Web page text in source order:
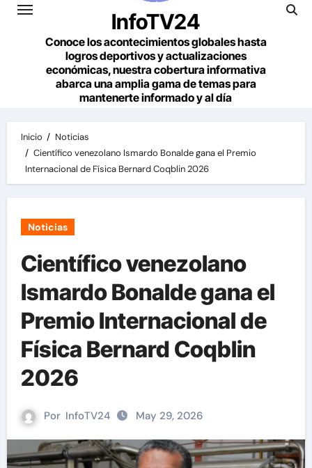
InfoTV24
Conoce los acontecimientos globales hasta
logros deportivos y actualizaciones
económicas, nuestra cobertura informativa
abarca una amplia gama de temas para
mantenerte informado y al día
Inicio
Noticias
Científico venezolano Ismardo Bonalde gana el Premio
Internacional de Física Bernard Coqblin 2026
Noticias
Científico venezolano
Ismardo Bonalde gana el
Premio Internacional de
Física Bernard Coqblin
2026
Por InfoTV24 May 29, 2026